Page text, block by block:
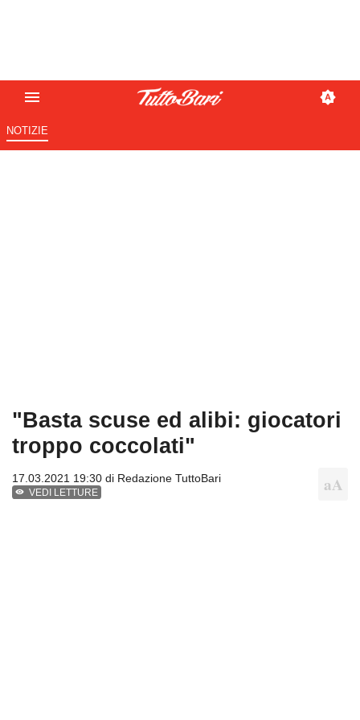
NOTIZIE
"Basta scuse ed alibi: giocatori
troppo coccolati"
17.03.2021 19:30 di Redazione TuttoBari
VEDI LETTURE